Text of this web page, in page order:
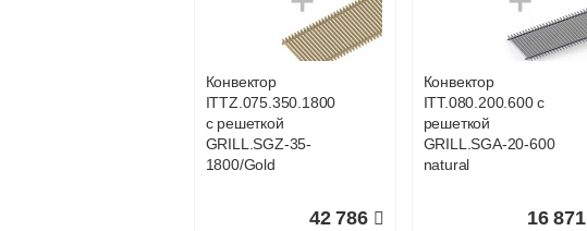
GRILL.SGWL-16-
25 101
Подробнее
GRILL.SGWL-16-
27 026
Подробнее
Конвектор
ITTZ.075.350.1800
с решеткой
GRILL.SGZ-35-
1800/Gold
42 786
Конвектор
ITT.080.200.600 с
решеткой
GRILL.SGA-20-600
natural
16 871